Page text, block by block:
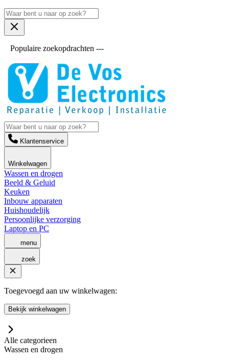
Populaire zoekopdrachten ---
Klantenservice
Winkelwagen
Wassen en drogen
Beeld & Geluid
Keuken
Inbouw apparaten
Huishoudelijk
Persoonlijke verzorging
Laptop en PC
menu
zoek
Toegevoegd aan uw winkelwagen:
Bekijk winkelwagen
Alle categorieen
Wassen en drogen